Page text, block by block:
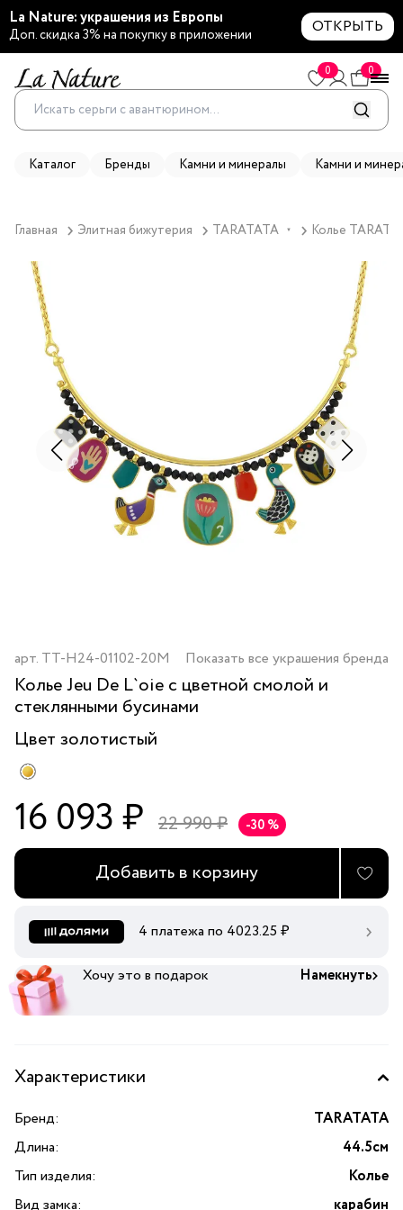
La Nature: украшения из Европы
Доп. скидка 3% на покупку в приложении ОТКРЫТЬ
0 0
Каталог Бренды Камни и минералы Камни и
Главная Элитная бижутерия TARATATA ▼ Колье
арт. TT-H24-01102-20M Показать все украшения бренда
Колье Jeu De L`oie с цветной смолой и
стеклянными бусинами
Цвет золотистый
16 093 ₽ 22 990 ₽ -30 %
Добавить в корзину
4 платежа по 4023.25 ₽
Хочу это в подарок Намекнуть
Характеристики
Бренд:
TARATATA
Длина:
44.5см
Тип изделия:
Колье
Вид замка:
карабин